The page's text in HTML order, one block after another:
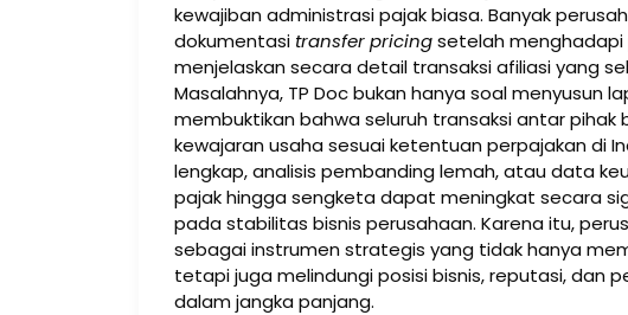
kewajiban administrasi pajak biasa. Banyak
dokumentasi transfer pricingsetelah menghadapi
menjelaskan secara detail transaksi afiliasi yang
Masalahnya, TP Doc bukan hanya soal menyusun
membuktikan bahwa seluruh transaksi antar pihak
kewajaran usaha sesuai ketentuan perpajakan di
lengkap, analisis pembanding lemah, atau data
pajak hingga sengketa dapat meningkat secara
pada stabilitas bisnis perusahaan. Karena itu,
sebagai instrumen strategis yang tidak hanya
tetapi juga melindungi posisi bisnis, reputasi, dan
dalam jangka panjang.